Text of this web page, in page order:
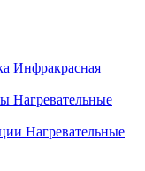
Инфракрасная
Нагревательные
Нагревательные